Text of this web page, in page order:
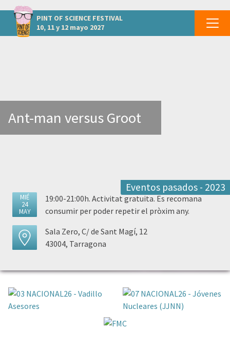
PINT OF SCIENCE FESTIVAL
10, 11 y 12 mayo 2027
otros eventos TARRAGONA - Tarragona
Ant-man versus Groot
Eventos pasados - 2023
MIÉ
24
MAY
19:00-21:00h. Activitat gratuita. Es recomana
consumir per poder repetir el pròxim any.
Sala Zero, C/ de Sant Magí, 12
43004, Tarragona